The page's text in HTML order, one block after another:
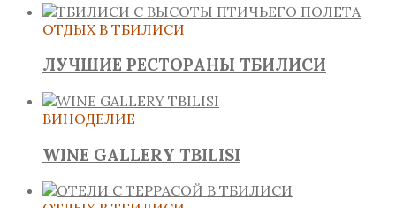
ОТДЫХ В ТБИЛИСИ
ЛУЧШИЕ РЕСТОРАНЫ ТБИЛИСИ
ВИНОДЕЛИЕ
WINE GALLERY TBILISI